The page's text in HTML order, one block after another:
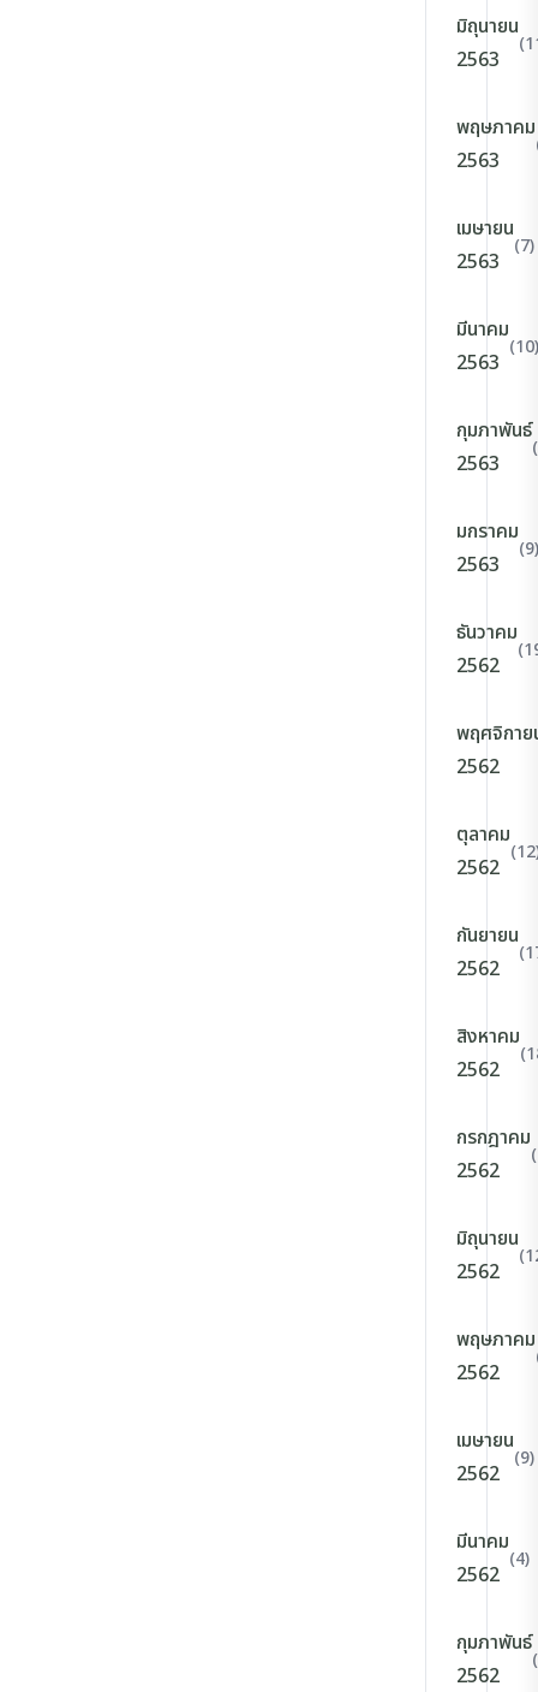
มิถุนายน
2563
พฤษภาคม
2563
เมษายน
2563
(7)
มีนาคม
2563
(10)
กุมภาพันธ์
2563
มกราคม
2563
(9)
ธันวาคม
2562
พฤศจิกาย
2562
ตุลาคม
2562
กันยายน
2562
สิงหาคม
2562
กรกฎาคม
2562
มิถุนายน
2562
พฤษภาคม
2562
เมษายน
2562
(9)
มีนาคม
2562
(4)
กุมภาพันธ์
2562